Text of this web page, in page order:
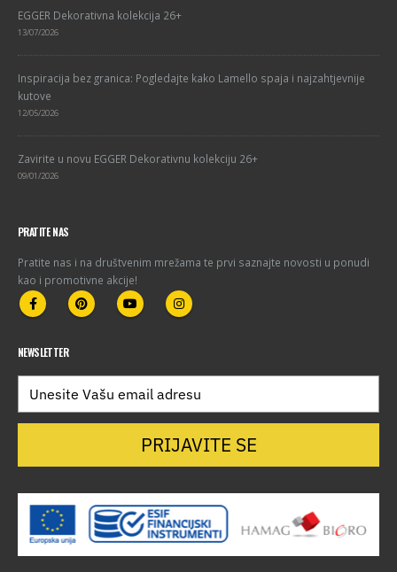
EGGER Dekorativna kolekcija 26+
13/07/2026
Inspiracija bez granica: Pogledajte kako Lamello spaja i najzahtjevnije
kutove
12/05/2026
Zavirite u novu EGGER Dekorativnu kolekciju 26+
09/01/2026
PRATITE NAS
Pratite nas i na društvenim mrežama te prvi saznajte novosti u ponudi
kao i promotivne akcije!
NEWSLETTER
PRIJAVITE SE